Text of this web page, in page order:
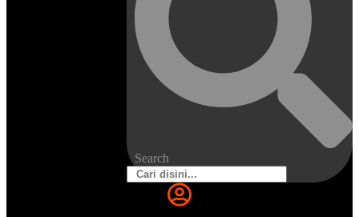
Search